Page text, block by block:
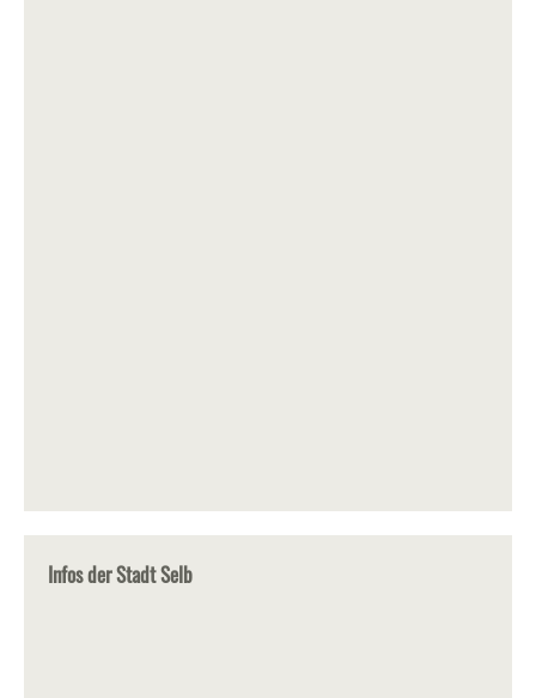
Infos der Stadt Selb